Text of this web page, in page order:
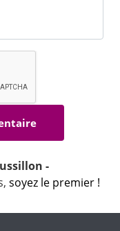
-
soyez le premier !